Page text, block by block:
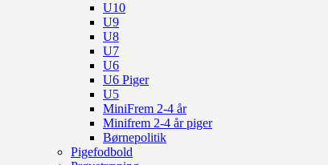
U10
U9
U8
U7
U6
U6 Piger
U5
MiniFrem 2-4 år
Minifrem 2-4 år piger
Børnepolitik
Pigefodbold